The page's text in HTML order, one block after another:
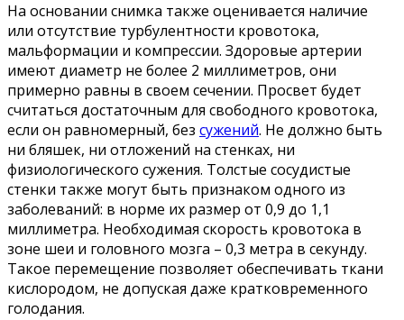
На основании снимка также оценивается наличие
или отсутствие турбулентности кровотока,
мальформации и компрессии. Здоровые артерии
имеют диаметр не более 2 миллиметров, они
примерно равны в своем сечении. Просвет будет
считаться достаточным для свободного кровотока,
если он равномерный, без сужений. Не должно быть
ни бляшек, ни отложений на стенках, ни
физиологического сужения. Толстые сосудистые
стенки также могут быть признаком одного из
заболеваний: в норме их размер от 0,9 до 1,1
миллиметра. Необходимая скорость кровотока в
зоне шеи и головного мозга – 0,3 метра в секунду.
Такое перемещение позволяет обеспечивать ткани
кислородом, не допуская даже кратковременного
голодания.